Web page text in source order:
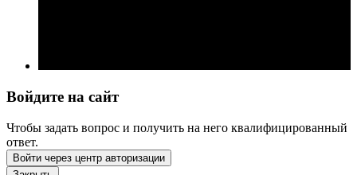
Войдите на сайт
Чтобы задать вопрос и получить на него квалифицированный
ответ.
Войти через центр авторизации